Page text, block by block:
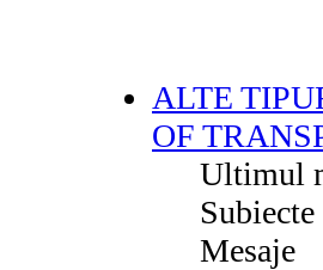
ALTE
OF
Ultimul
Subiecte
Mesaje